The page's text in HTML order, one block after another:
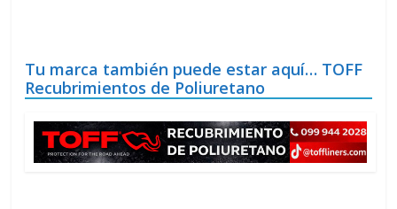
Tu marca también puede estar aquí… TOFF
Recubrimientos de Poliuretano